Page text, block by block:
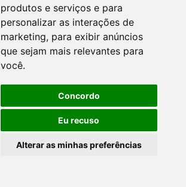
produtos e serviços e para
personalizar as interações de
marketing, para exibir anúncios
que sejam mais relevantes para
você.
Concordo
Eu recuso
Alterar as minhas preferências